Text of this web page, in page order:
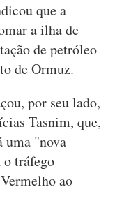
que a
a ilha de
de petróleo
de Ormuz.
por seu lado,
Tasnim, que,
uma "nova
tráfego
ao